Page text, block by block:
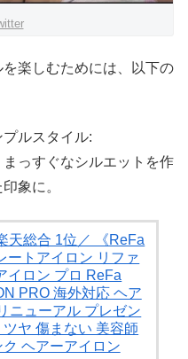
楽しむためには、以下の
ルスタイル:
っすぐなシルエットを作
象に。
天総合 1位／ 《ReFa
ートアイロン リファ
イロン プロ ReFa
PRO 海外対応 ヘア
ニューアル プレゼン
ツヤ 傷まない 美容師
ク ヘアーアイロン